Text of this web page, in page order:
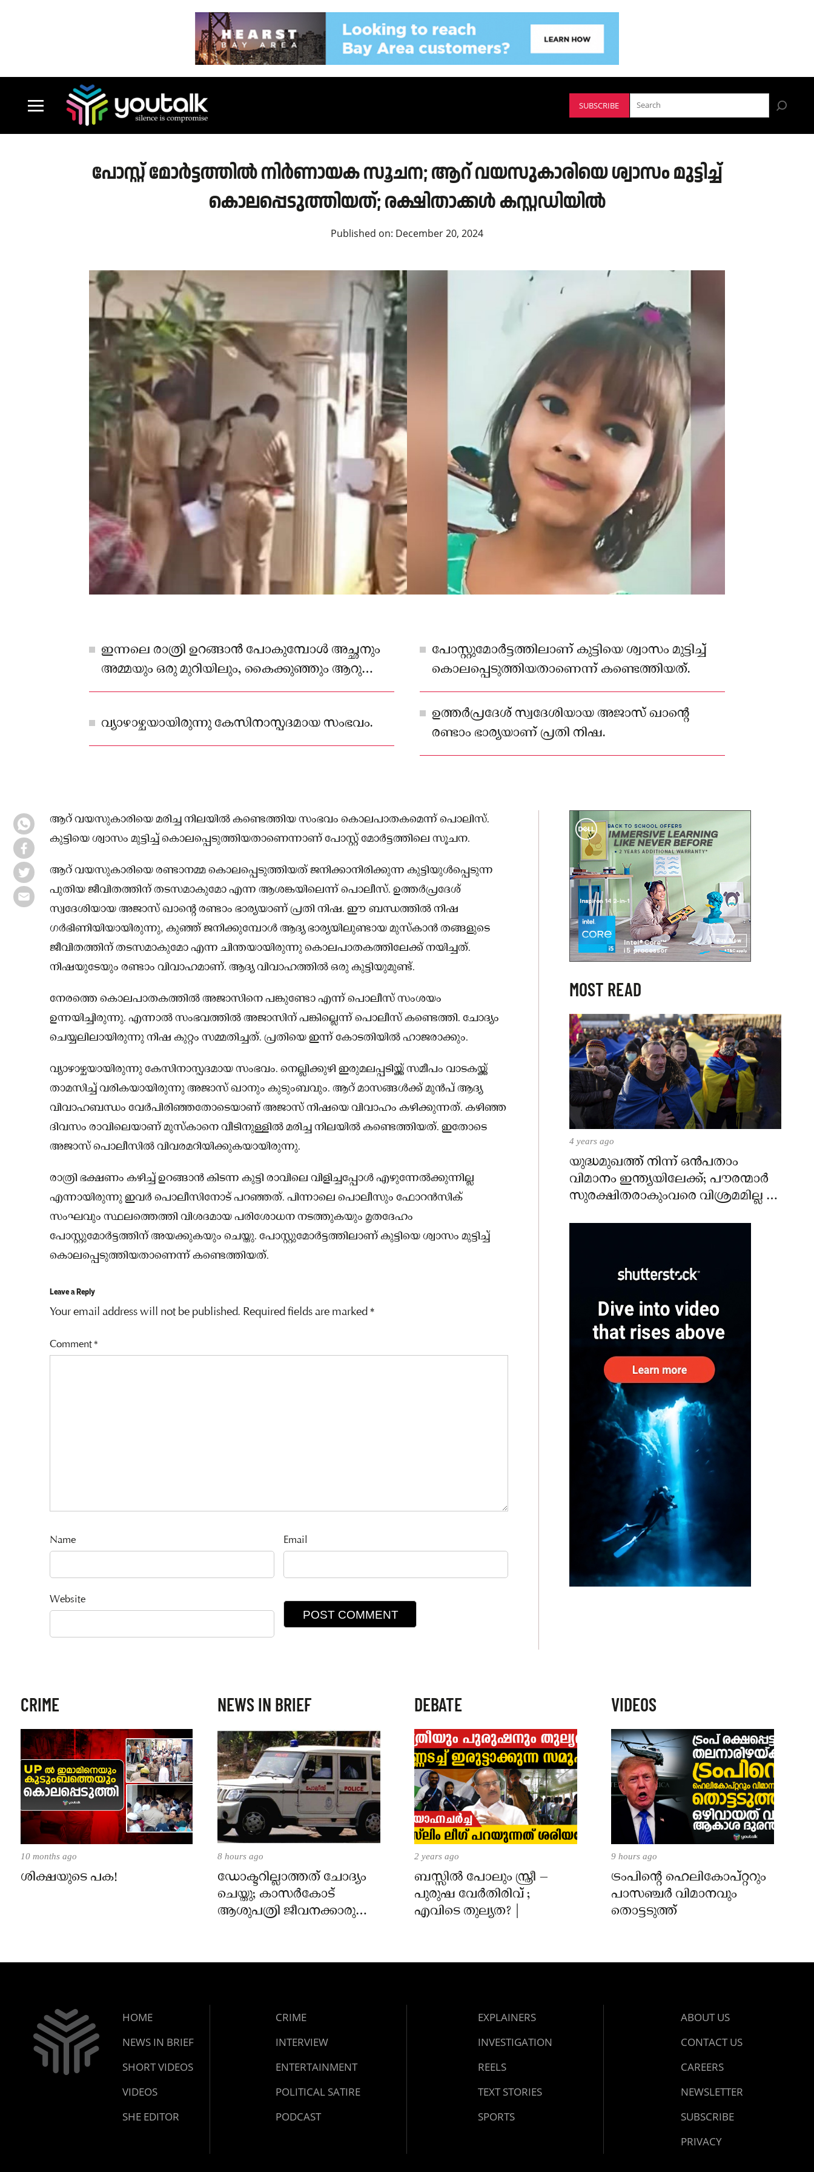
SUBSCRIBE
പോസ്റ്റ് മോര്‍ട്ടത്തില്‍ നിര്‍ണായക സൂചന; ആറ് വയസുകാരിയെ ശ്വാസം മുട്ടിച്ച്
കൊലപ്പെടുത്തിയത്; രക്ഷിതാക്കള്‍ കസ്റ്റഡിയില്‍
Published on: December 20, 2024
ഇന്നലെ രാത്രി ഉറങ്ങാന്‍ പോകുമ്പോള്‍ അച്ഛനും
അമ്മയും ഒരു മുറിയിലും, കൈക്കുഞ്ഞും ആറു
വയസുകാരിയും മറ്റൊരു മുറിയിലുമായിരുന്നു
പോസ്റ്റുമോര്‍ട്ടത്തിലാണ് കുട്ടിയെ ശ്വാസം മുട്ടിച്ച്
കൊലപ്പെടുത്തിയതാണെന്ന് കണ്ടെത്തിയത്.
വ്യാഴാഴ്ചയായിരുന്നു കേസിനാസ്പദമായ സംഭവം.
ഉത്തര്‍പ്രദേശ് സ്വദേശിയായ അജാസ് ഖാന്റെ
രണ്ടാം ഭാര്യയാണ് പ്രതി നിഷ.
ആറ് വയസുകാരിയെ മരിച്ച നിലയില്‍ കണ്ടെത്തിയ സംഭവം കൊലപാതകമെന്ന് പൊലിസ്.
കുട്ടിയെ ശ്വാസം മുട്ടിച്ച് കൊലപ്പെടുത്തിയതാണെന്നാണ് പോസ്റ്റ് മോര്‍ട്ടത്തിലെ സൂചന.
ആറ് വയസുകാരിയെ രണ്ടാനമ്മ കൊലപ്പെടുത്തിയത് ജനിക്കാനിരിക്കുന്ന കുട്ടിയുള്‍പ്പെടുന്ന
പുതിയ ജീവിതത്തിന് തടസമാകുമോ എന്ന ആശങ്കയിലെന്ന് പൊലീസ്. ഉത്തര്‍പ്രദേശ്
സ്വദേശിയായ അജാസ് ഖാന്റെ രണ്ടാം ഭാര്യയാണ് പ്രതി നിഷ. ഈ ബന്ധത്തില്‍ നിഷ
ഗര്‍ഭിണിയിയായിരുന്നു, കുഞ്ഞ് ജനിക്കുമ്പോള്‍ ആദ്യ ഭാര്യയിലുണ്ടായ മുസ്‌കാന്‍ തങ്ങളുടെ
ജീവിതത്തിന് തടസമാകുമോ എന്ന ചിന്തയായിരുന്നു കൊലപാതകത്തിലേക്ക് നയിച്ചത്.
നിഷയുടേയും രണ്ടാം വിവാഹമാണ്. ആദ്യ വിവാഹത്തില്‍ ഒരു കുട്ടിയുമുണ്ട്.
നേരത്തെ കൊലപാതകത്തില്‍ അജാസിനെ പങ്കുണ്ടോ എന്ന് പൊലീസ് സംശയം
ഉന്നയിച്ചിരുന്നു. എന്നാല്‍ സംഭവത്തില്‍ അജാസിന് പങ്കില്ലെന്ന് പൊലീസ് കണ്ടെത്തി. ചോദ്യം
ചെയ്യലിലായിരുന്നു നിഷ കുറ്റം സമ്മതിച്ചത്. പ്രതിയെ ഇന്ന് കോടതിയില്‍ ഹാജരാക്കും.
വ്യാഴാഴ്ചയായിരുന്നു കേസിനാസ്പദമായ സംഭവം. നെല്ലിക്കുഴി ഇരുമലപ്പടിയ്ക്ക് സമീപം വാടകയ്ക്ക്
താമസിച്ച് വരികയായിരുന്നു അജാസ് ഖാനും കുടുംബവും. ആറ് മാസങ്ങള്‍ക്ക് മുന്‍പ് ആദ്യ
വിവാഹബന്ധം വേര്‍പിരിഞ്ഞതോടെയാണ് അജാസ് നിഷയെ വിവാഹം കഴിക്കുന്നത്. കഴിഞ്ഞ
ദിവസം രാവിലെയാണ് മുസ്‌കാനെ വീടിനുള്ളില്‍ മരിച്ച നിലയില്‍ കണ്ടെത്തിയത്. ഇതോടെ
അജാസ് പൊലീസില്‍ വിവരമറിയിക്കുകയായിരുന്നു.
രാത്രി ഭക്ഷണം കഴിച്ച് ഉറങ്ങാന്‍ കിടന്ന കുട്ടി രാവിലെ വിളിച്ചപ്പോള്‍ എഴുന്നേല്‍ക്കുന്നില്ല
എന്നായിരുന്നു ഇവര്‍ പൊലീസിനോട് പറഞ്ഞത്. പിന്നാലെ പൊലീസും ഫോറന്‍സിക്
സംഘവും സ്ഥലത്തെത്തി വിശദമായ പരിശോധന നടത്തുകയും മൃതദേഹം
പോസ്റ്റുമോര്‍ട്ടത്തിന് അയക്കുകയും ചെയ്തു. പോസ്റ്റുമോര്‍ട്ടത്തിലാണ് കുട്ടിയെ ശ്വാസം മുട്ടിച്ച്
കൊലപ്പെടുത്തിയതാണെന്ന് കണ്ടെത്തിയത്.
Leave a Reply
Your email address will not be published. Required fields are marked*
Comment*
Name Email
Website
MOST READ
4 years ago
യുദ്ധമുഖത്ത് നിന്ന് ഒൻപതാം
വിമാനം ഇന്ത്യയിലേക്ക്; പൗരന്മാർ
സുരക്ഷിതരാകുംവരെ വിശ്രമമില്ല –
CRIME
10 months ago
ശിക്ഷയുടെ പക!
NEWS IN BRIEF
8 hours ago
ഡോക്ടറില്ലാത്തത് ചോദ്യം
ചെയ്തു; കാസർകോട്
ആശുപത്രി ജീവനക്കാരുടെ
DEBATE
2 years ago
ബസ്സിൽ പോലും സ്ത്രീ –
പുരുഷ വേർതിരിവ് ;
എവിടെ തുല്യത? |
VIDEOS
9 hours ago
ട്രംപിന്റെ ഹെലികോപ്റ്ററും
പാസഞ്ചര്‍ വിമാനവും
തൊട്ടടുത്ത്
HOME
NEWS IN BRIEF
SHORT VIDEOS
VIDEOS
SHE EDITOR
CRIME
INTERVIEW
ENTERTAINMENT
POLITICAL SATIRE
PODCAST
EXPLAINERS
INVESTIGATION
REELS
TEXT STORIES
SPORTS
ABOUT US
CONTACT US
CAREERS
NEWSLETTER
SUBSCRIBE
PRIVACY